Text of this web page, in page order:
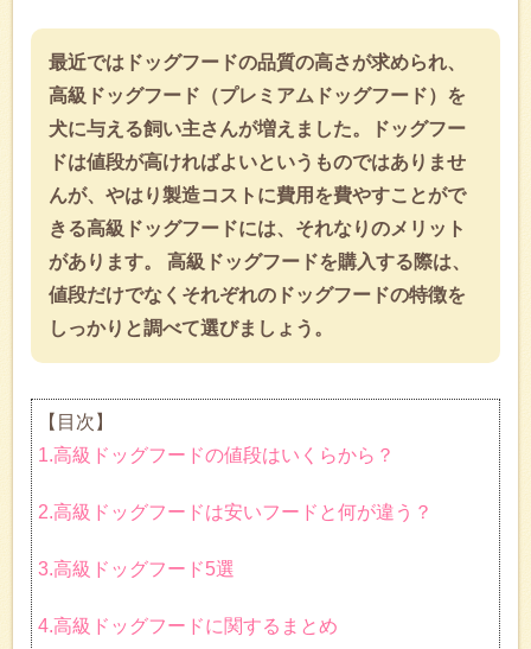
最近ではドッグフードの品質の高さが求められ、
高級ドッグフード（プレミアムドッグフード）を
犬に与える飼い主さんが増えました。ドッグフー
ドは値段が高ければよいというものではありませ
んが、やはり製造コストに費用を費やすことがで
きる高級ドッグフードには、それなりのメリット
があります。 高級ドッグフードを購入する際は、
値段だけでなくそれぞれのドッグフードの特徴を
しっかりと調べて選びましょう。
【目次】
1.高級ドッグフードの値段はいくらから？
2.高級ドッグフードは安いフードと何が違う？
3.高級ドッグフード5選
4.高級ドッグフードに関するまとめ